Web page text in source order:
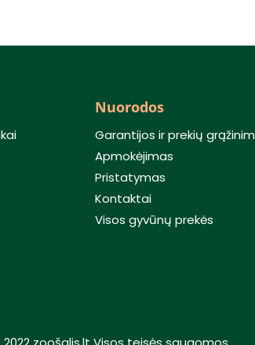
Nuorodos
Garantijos ir prekių
Apmokėjimas
Pristatymas
Kontaktai
Visos gyvūnų prekės